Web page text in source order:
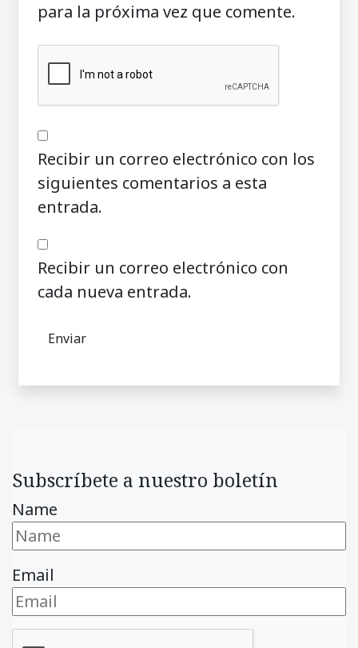
para la próxima vez que comente.
Recibir un correo electrónico con los
siguientes comentarios a esta
entrada.
Recibir un correo electrónico con
cada nueva entrada.
Subscríbete a nuestro boletín
Name
Email